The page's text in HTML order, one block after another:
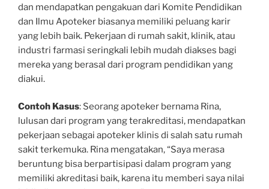
dan mendapatkan pengakuan dari Komite Pendidikan
dan Ilmu Apoteker biasanya memiliki peluang karir
yang lebih baik. Pekerjaan di rumah sakit, klinik, atau
industri farmasi seringkali lebih mudah diakses bagi
mereka yang berasal dari program pendidikan yang
diakui.
Contoh Kasus: Seorang apoteker bernama Rina,
lulusan dari program yang terakreditasi, mendapatkan
pekerjaan sebagai apoteker klinis di salah satu rumah
sakit terkemuka. Rina mengatakan, “Saya merasa
beruntung bisa berpartisipasi dalam program yang
memiliki akreditasi baik, karena itu memberi saya nilai